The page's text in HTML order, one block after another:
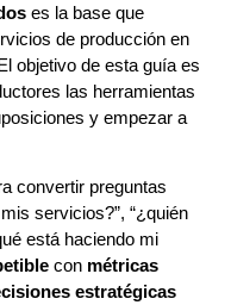
es la base que
de producción en
objetivo de esta guía es
las herramientas
y empezar a
convertir preguntas
servicios?”, “¿quién
está haciendo mi
con métricas
estratégicas